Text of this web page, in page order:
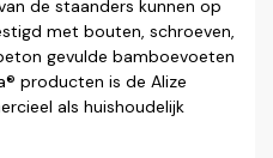
de staanders kunnen op
met bouten, schroeven,
gevulde bamboevoeten
producten is de Alize
als huishoudelijk